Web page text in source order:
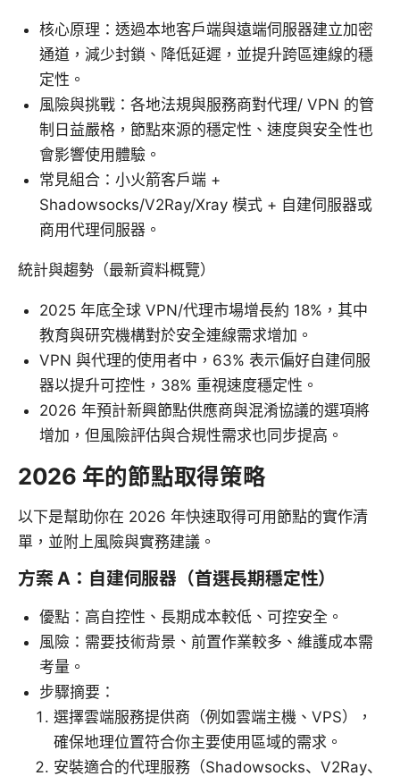
核心原理：透過本地客戶端與遠端伺服器建立加密
通道，減少封鎖、降低延遲，並提升跨區連線的穩
定性。
風險與挑戰：各地法規與服務商對代理/ VPN 的管
制日益嚴格，節點來源的穩定性、速度與安全性也
會影響使用體驗。
常見組合：小火箭客戶端 +
Shadowsocks/V2Ray/Xray 模式 + 自建伺服器或
商用代理伺服器。
統計與趨勢（最新資料概覽）
2025 年底全球 VPN/代理市場增長約 18%，其中
教育與研究機構對於安全連線需求增加。
VPN 與代理的使用者中，63% 表示偏好自建伺服
器以提升可控性，38% 重視速度穩定性。
2026 年預計新興節點供應商與混淆協議的選項將
增加，但風險評估與合規性需求也同步提高。
2026 年的節點取得策略
以下是幫助你在 2026 年快速取得可用節點的實作清
單，並附上風險與實務建議。
方案 A：自建伺服器（首選長期穩定性）
優點：高自控性、長期成本較低、可控安全。
風險：需要技術背景、前置作業較多、維護成本需
考量。
步驟摘要：
選擇雲端服務提供商（例如雲端主機、VPS），
確保地理位置符合你主要使用區域的需求。
安裝適合的代理服務（Shadowsocks、V2Ray、